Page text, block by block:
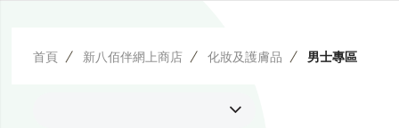
首頁 新八佰伴網上商店 化妝及護膚品 男士專區